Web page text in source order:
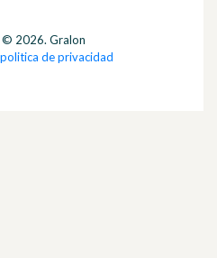
2026. Gralon
politica de privacidad